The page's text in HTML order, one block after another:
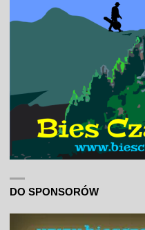
DO SPONSORÓW